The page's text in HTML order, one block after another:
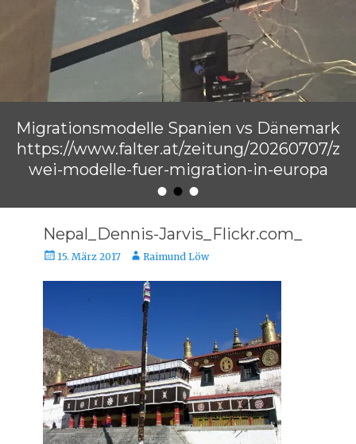
•••
Migrationsmodelle Spanien vs Dänemark
https://www.falter.at/zeitung/20260707/z
wei-modelle-fuer-migration-in-europa
Raimund Löw
Nepal_Dennis-Jarvis_Flickr.com_
Veröffentlicht
15. März 2017 AutorRaimund Löw